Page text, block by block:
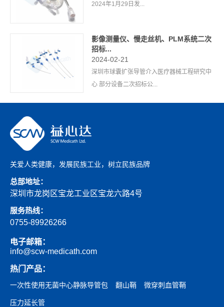
2024年1月29日发...
影像测量仪、慢走丝机、PLM系统二次
招标...
2024-02-21
深圳市球囊扩张导管介入医疗器械工程研究中
心 部分设备二次招标公...
关爱人类健康，发展民族工业，树立民族品牌
总部地址：
深圳市龙岗区宝龙工业区宝龙六路4号
服务热线：
0755-89926266
电子邮箱：
info@scw-medicath.com
热门产品：
一次性使用无菌中心静脉导管包 翻山鞘 微穿刺血管鞘
压力延长管